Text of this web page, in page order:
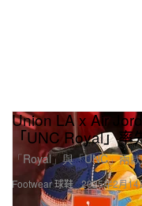
Footwear 球鞋
Union LA x Air
「UNC Royal」率
「Royal」與「UNC」兩款
2025年2月14